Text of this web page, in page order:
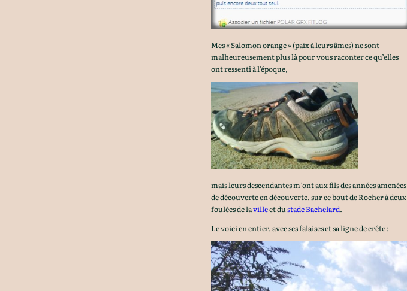
Mes « Salomon orange » (paix à leurs âmes) ne sont
malheureusement plus là pour vous raconter ce qu’elles
ont ressenti à l’époque,
mais leurs descendantes m’ont aux fils des années amenées
de découverte en découverte, sur ce bout de Rocher à deux
foulées de lavilleet dustade Bachelard.
Le voici en entier, avec ses falaises et sa ligne de crête :